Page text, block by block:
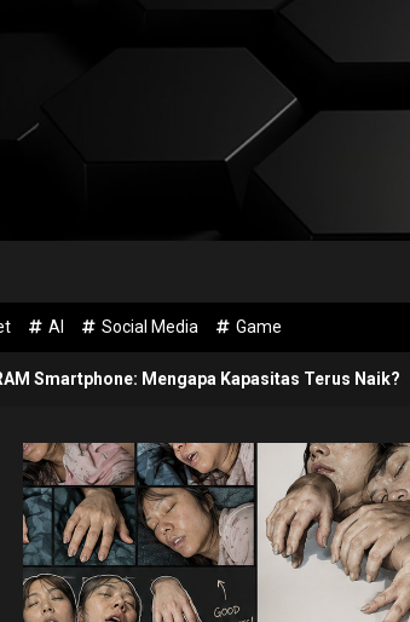
AI Social Media Game
Mengapa Kapasitas Terus Naik? 3